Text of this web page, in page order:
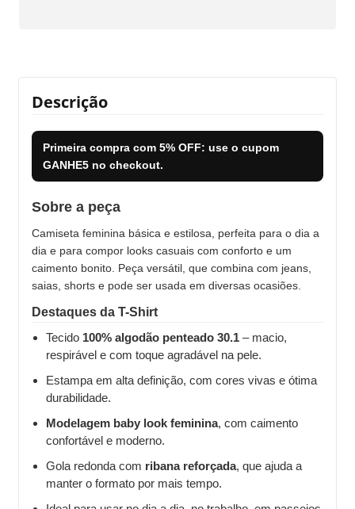
Descrição
Primeira compra com 5% OFF: use o cupom
GANHE5 no checkout.
Sobre a peça
Camiseta feminina básica e estilosa, perfeita para o dia a
dia e para compor looks casuais com conforto e um
caimento bonito. Peça versátil, que combina com jeans,
saias, shorts e pode ser usada em diversas ocasiões.
Destaques da T-Shirt
Tecido 100% algodão penteado 30.1 – macio,
respirável e com toque agradável na pele.
Estampa em alta definição, com cores vivas e ótima
durabilidade.
Modelagem baby look feminina, com caimento
confortável e moderno.
Gola redonda com ribana reforçada, que ajuda a
manter o formato por mais tempo.